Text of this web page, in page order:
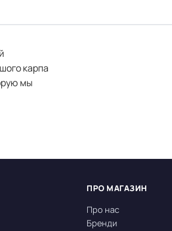
карпа
мы
ПРО МАГАЗИН
Про нас
Бренди